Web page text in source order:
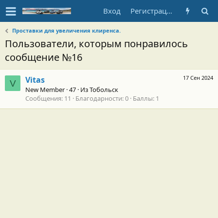
Вход Регистрация
Проставки для увеличения клиренса.
Пользователи, которым понравилось
сообщение №16
V
17 Сен 2024
Vitas
New Member ·47 · ИзТобольск
Сообщения 11 Благодарности 0 Баллы 1